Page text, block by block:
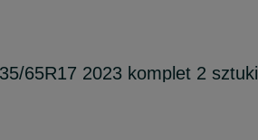
65R17 2023 komplet 2 sztuki